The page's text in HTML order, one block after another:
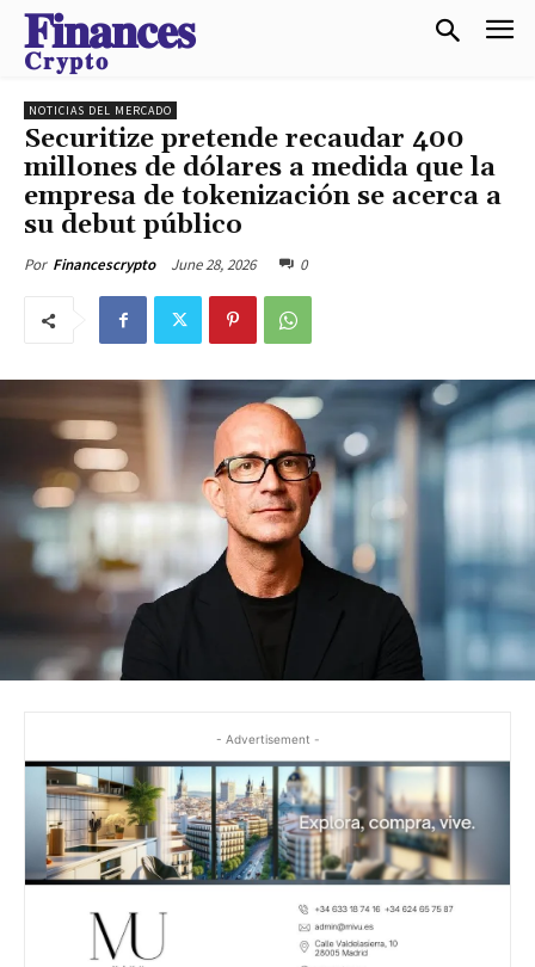
𝐅𝐢𝐧𝐚𝐧𝐜𝐞𝐬
𝐂𝐫𝐲𝐩𝐭𝐨
NOTICIAS DEL MERCADO
Securitize pretende recaudar 400
millones de dólares a medida que la
empresa de tokenización se acerca a
su debut público
Por Financescrypto June 28, 2026 0
- Advertisement -